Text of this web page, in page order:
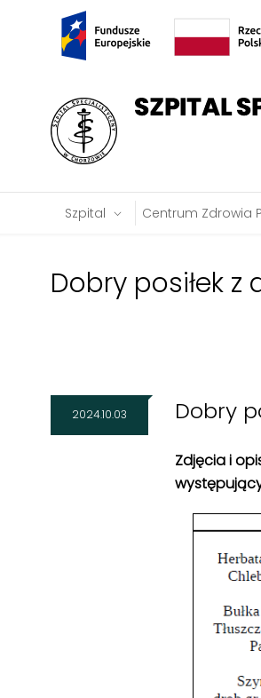
Szpital Centrum Zdrowia
Dobry posiłek z
2024.10.03 Dobry
Zdjęcia i